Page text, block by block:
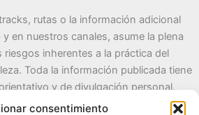
consentimiento
rutas o la información adicional
en nuestros canales, asume la plena
inherentes a la práctica del
Toda la información publicada tiene
y de divulgación personal.